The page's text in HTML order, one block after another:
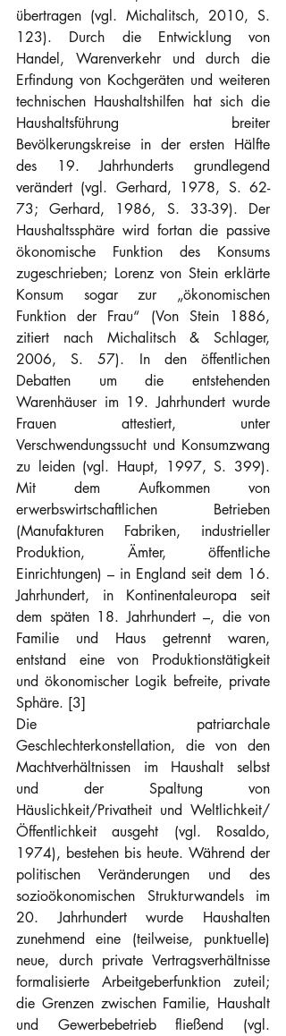
übertragen (vgl. Michalitsch, 2010, S.
123). Durch die Entwicklung von
Handel, Warenverkehr und durch die
Erfindung von Kochgeräten und weiteren
technischen Haushaltshilfen hat sich die
Haushaltsführung breiter
Bevölkerungskreise in der ersten Hälfte
des 19. Jahrhunderts grundlegend
verändert (vgl. Gerhard, 1978, S. 62-
73; Gerhard, 1986, S. 33-39). Der
Haushaltssphäre wird fortan die passive
ökonomische Funktion des Konsums
zugeschrieben; Lorenz von Stein erklärte
Konsum sogar zur „ökonomischen
Funktion der Frau“ (Von Stein 1886,
zitiert nach Michalitsch & Schlager,
2006, S. 57). In den öffentlichen
Debatten um die entstehenden
Warenhäuser im 19. Jahrhundert wurde
Frauen attestiert, unter
Verschwendungssucht und Konsumzwang
zu leiden (vgl. Haupt, 1997, S. 399).
Mit dem Aufkommen von
erwerbswirtschaftlichen Betrieben
(Manufakturen Fabriken, industrieller
Produktion, Ämter, öffentliche
Einrichtungen) – in England seit dem 16.
Jahrhundert, in Kontinentaleuropa seit
dem späten 18. Jahrhundert –, die von
Familie und Haus getrennt waren,
entstand eine von Produktionstätigkeit
und ökonomischer Logik befreite, private
Sphäre. [3]
Die patriarchale
Geschlechterkonstellation, die von den
Machtverhältnissen im Haushalt selbst
und der Spaltung von
Häuslichkeit/Privatheit und Weltlichkeit/
Öffentlichkeit ausgeht (vgl. Rosaldo,
1974), bestehen bis heute. Während der
politischen Veränderungen und des
sozioökonomischen Strukturwandels im
20. Jahrhundert wurde Haushalten
zunehmend eine (teilweise, punktuelle)
neue, durch private Vertragsverhältnisse
formalisierte Arbeitgeberfunktion zuteil;
die Grenzen zwischen Familie, Haushalt
und Gewerbebetrieb fließend (vgl.